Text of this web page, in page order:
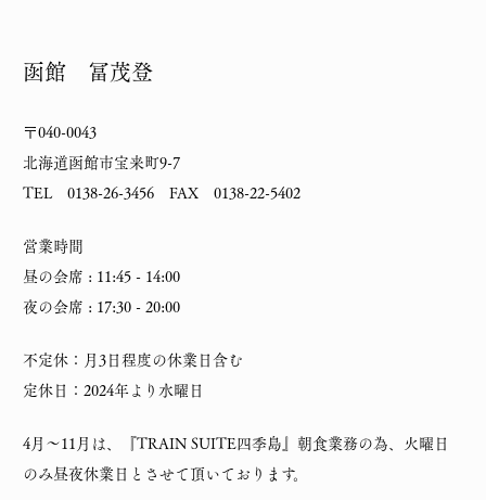
函館 冨茂登
〒040-0043
北海道函館市宝来町9-7
TEL 0138-26-3456 FAX 0138-22-5402
営業時間
昼の会席 : 11:45 - 14:00
夜の会席 : 17:30 - 20:00
不定休：月3日程度の休業日含む
定休日：2024年より水曜日
4月～11月は、『TRAIN SUITE四季島』朝食業務の為、火曜日
のみ昼夜休業日とさせて頂いております。